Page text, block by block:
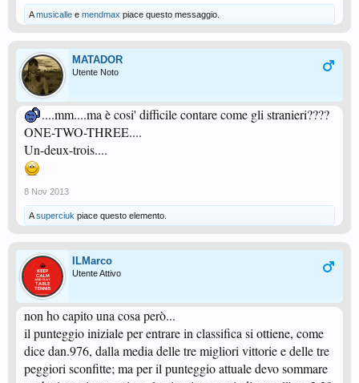
Amusicalle e mendmax piace questo messaggio.
MATADOR
Utente Noto
....mm....ma è cosi' difficile contare come gli stranieri????
ONE-TWO-THREE....
Un-deux-trois....
8 Nov 2013
Asuperciuk piace questo elemento.
ILMarco
Utente Attivo
non ho capito una cosa però...
il punteggio iniziale per entrare in classifica si ottiene, come
dice dan.976, dalla media delle tre migliori vittorie e delle tre
peggiori sconfitte; ma per il punteggio attuale devo sommare